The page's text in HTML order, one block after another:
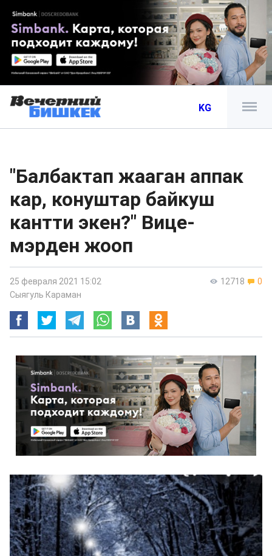
KG
"Балбактап жааган аппак
кар, конуштар байкуш
кантти экен?" Вице-
мэрден жооп
12718 0
25 февраля 2021 15:02
Сыягуль Караман